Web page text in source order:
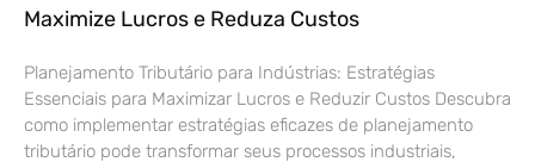
Maximize Lucros e Reduza Custos
Planejamento Tributário para Indústrias: Estratégias
Essenciais para Maximizar Lucros e Reduzir Custos Descubra
como implementar estratégias eficazes de planejamento
tributário pode transformar seus processos industriais,